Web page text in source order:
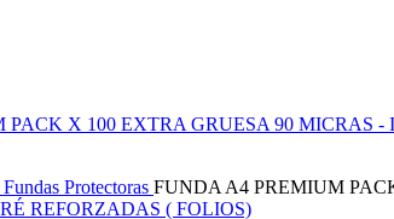
Fundas Protectoras FUNDA A4 PREMIUM